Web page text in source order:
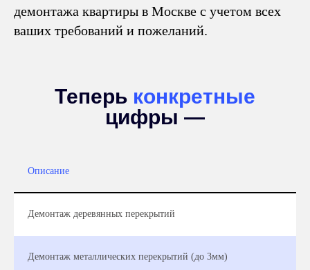
демонтажа квартиры в Москве с учетом всех
ваших требований и пожеланий.
Теперь конкретные
цифры —
Описание
Демонтаж деревянных перекрытий
Демонтаж металлических перекрытий (до 3мм)